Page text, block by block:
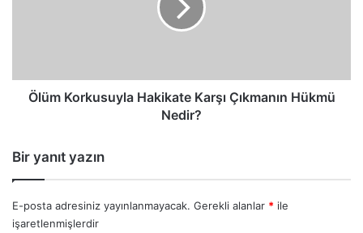
Ölüm Korkusuyla Hakikate Karşı Çıkmanın Hükmü
Nedir?
Bir yanıt yazın
E-posta adresiniz yayınlanmayacak. Gerekli alanlar * ile
işaretlenmişlerdir